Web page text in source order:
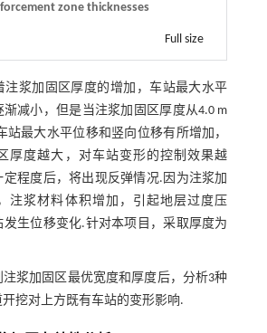
zone thicknesses
Full size
注浆加固区厚度的增加，车站最大水平
减小，但是当注浆加固区厚度从4.0 m
站最大水平位移和竖向位移有所增加，
厚度越大，对车站变形的控制效果越
程度后，将出现反弹情况.因为注浆加
注浆材料体积增加，引起地层过度压
生位移变化.针对本项目，采取厚度为
浆加固区最优宽度和厚度后，分析3种
挖对上方既有车站的变形影响.